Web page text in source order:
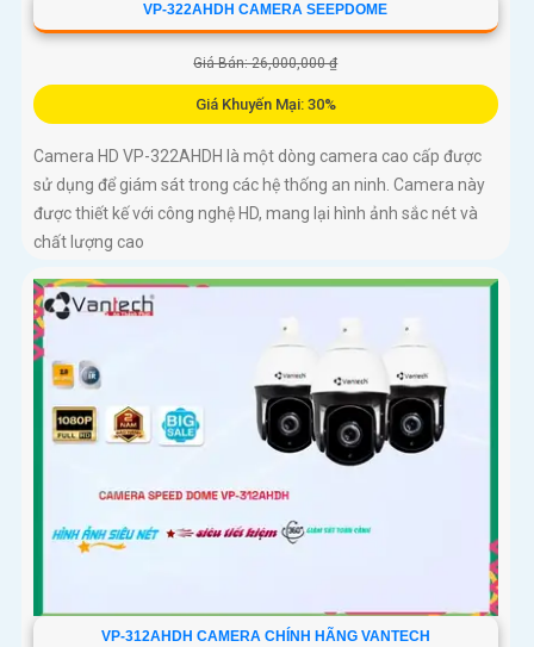
VP-322AHDH CAMERA SEEPDOME
Giá Bán: 26,000,000 ₫
Giá Khuyến Mại: 30%
Camera HD VP-322AHDH là một dòng camera cao cấp được
sử dụng để giám sát trong các hệ thống an ninh. Camera này
được thiết kế với công nghệ HD, mang lại hình ảnh sắc nét và
chất lượng cao
VP-312AHDH CAMERA CHÍNH HÃNG VANTECH